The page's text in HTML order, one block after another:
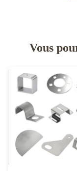
Vous